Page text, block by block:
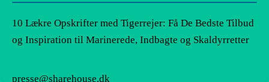
10 Lækre Opskrifter med Tigerrejer: Få De Bedste Tilbud
og Inspiration til Marinerede, Indbagte og Skaldyrretter
presse@sharehouse.dk